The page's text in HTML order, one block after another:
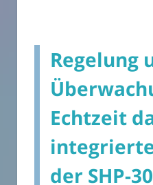
Regelung
Echtzeit
der SHP-